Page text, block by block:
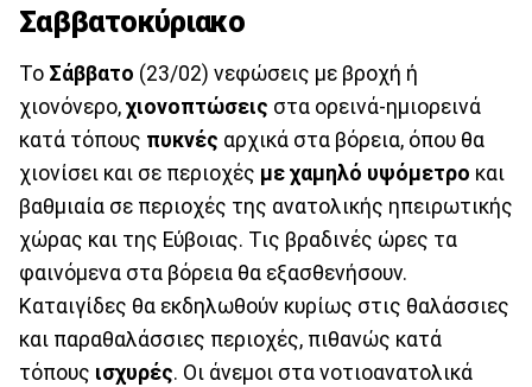
Σαββατοκύριακο
Το Σάββατο (23/02) νεφώσεις με βροχή ή
χιονόνερο, χιονοπτώσεις στα ορεινά-ημιορεινά
κατά τόπους πυκνές αρχικά στα βόρεια, όπου θα
χιονίσει και σε περιοχές με χαμηλό υψόμετρο και
βαθμιαία σε περιοχές της ανατολικής ηπειρωτικής
χώρας και της Εύβοιας. Τις βραδινές ώρες τα
φαινόμενα στα βόρεια θα εξασθενήσουν.
Καταιγίδες θα εκδηλωθούν κυρίως στις θαλάσσιες
και παραθαλάσσιες περιοχές, πιθανώς κατά
τόπους ισχυρές. Οι άνεμοι στα νοτιοανατολικά